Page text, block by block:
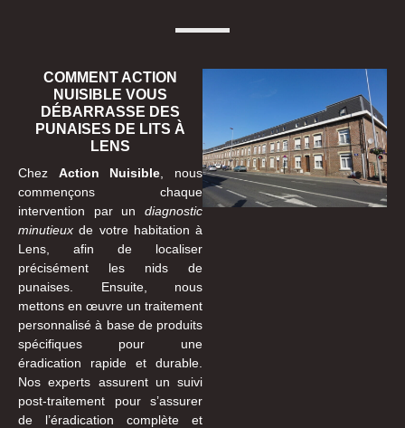
COMMENT ACTION
NUISIBLE VOUS
DÉBARRASSE DES
PUNAISES DE LITS À
LENS
Chez Action Nuisible , nous
commençons chaque
intervention par un diagnostic
minutieux de votre habitation à
Lens, afin de localiser
précisément les nids de
punaises. Ensuite, nous
mettons en œuvre un traitement
personnalisé à base de produits
spécifiques pour une
éradication rapide et durable.
Nos experts assurent un suivi
post-traitement pour s’assurer
de l’éradication complète et